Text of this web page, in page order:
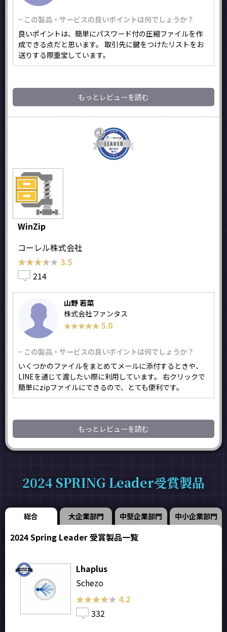
− この製品・サービスの良いポイントは何でしょうか？
良いポイントは、簡単にパスワード付の圧縮ファイルを作
成できる点だと思います。 取引先に鍵をつけたリストをお
送りする際重宝しています。
もっとレビューを読む
WinZip
コーレル株式会社
★★★★★
★★★★★ 3.5
214
山野 若菜
株式会社ファンタス
★★★★★
★★★★★ 5.0
− この製品・サービスの良いポイントは何でしょうか？
いくつかのファイルをまとめてメールに添付するときや、
LINEを通じて渡したい際に利用しています。 右クリックで
簡単にzipファイルにできるので、とても便利です。
もっとレビューを読む
2024 SPRING Leader受賞製品
総合 大企業部門 中堅企業部門 中小企業部門
2024 Spring Leader 受賞製品一覧
Lhaplus
Schezo
★★★★★
★★★★★ 4.2
332